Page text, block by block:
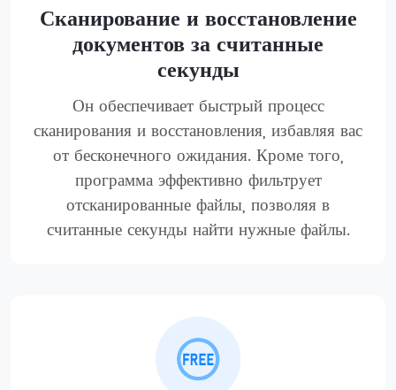
Сканирование и восстановление
документов за считанные
секунды
Он обеспечивает быстрый процесс
сканирования и восстановления, избавляя вас
от бесконечного ожидания. Кроме того,
программа эффективно фильтрует
отсканированные файлы, позволяя в
считанные секунды найти нужные файлы.